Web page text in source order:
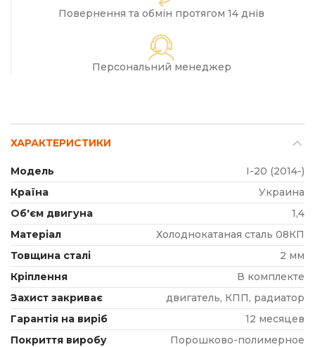
Повернення та обмін протягом 14 днів
Персональний менеджер
ХАРАКТЕРИСТИКИ
Модель
I-20 (2014-)
Країна
Украина
Об'єм двигуна
1,4
Матеріал
Холоднокатаная сталь 08КП
Товщина сталі
2 мм
Кріплення
В комплекте
Захист закриває
двигатель, КПП, радиатор
Гарантія на виріб
12 месяцев
Покриття виробу
Порошково-полимерное